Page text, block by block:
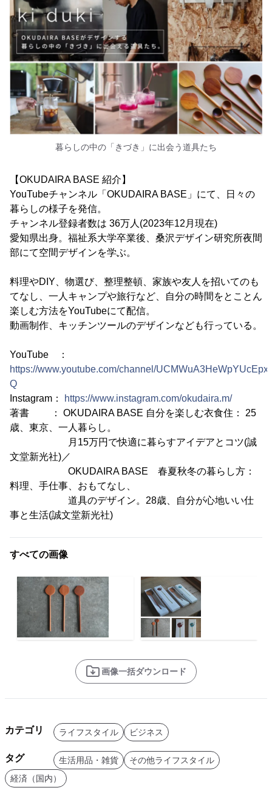
暮らしの中の「きづき」に出会う道具たち
【OKUDAIRA BASE 紹介】
YouTubeチャンネル「OKUDAIRA BASE」にて、日々の
暮らしの様子を発信。
チャンネル登録者数は 36万人(2023年12月現在)
愛知県出身。福祉系大学卒業後、桑沢デザイン研究所夜間
部にて空間デザインを学ぶ。
料理やDIY、物選び、整理整頓、家族や友人を招いてのも
てなし、一人キャンプや旅行など、自分の時間をとことん
楽しむ方法をYouTubeにて配信。
動画制作、キッチンツールのデザインなども行っている。
YouTube ：
https://www.youtube.com/channel/
Q
Instagram：
https://www.instagram.com/okudaira.m/
著書 ： OKUDAIRA BASE 自分を楽しむ衣食住： 25
歳、東京、一人暮らし。
月15万円で快適に暮らすアイデアとコツ(誠
文堂新光社)／
OKUDAIRA BASE 春夏秋冬の暮らし方：
料理、手仕事、おもてなし、
道具のデザイン。28歳、自分が心地いい仕
事と生活(誠文堂新光社)
すべての画像
画像一括ダウンロード
カテゴリ ライフスタイル ビジネス
タグ 生活用品・雑貨
その他ライフスタイル
経済（国内）